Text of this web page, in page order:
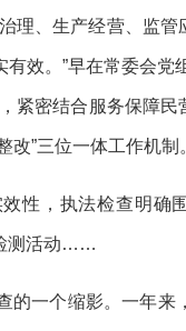
理、生产经营、监
效。”早在常委会党
紧密结合服务保障
改”三位一体工作机制
性，执法检查明确
测活动……
的一个缩影。一年